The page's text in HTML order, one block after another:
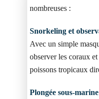
nombreuses :
Snorkeling et
Avec un simple
observer les coraux
poissons tropicaux
Plongée sous-marine